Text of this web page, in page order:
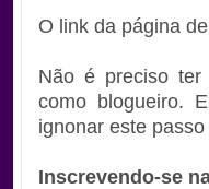
O link da página
Não é preciso ter
como blogueiro.
ignonar este
Inscrevendo-se